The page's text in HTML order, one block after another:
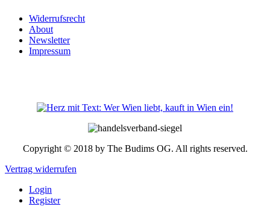
Widerrufsrecht
About
Newsletter
Impressum
Copyright © 2018 by The Budims OG. All rights reserved.
Vertrag widerrufen
Login
Register